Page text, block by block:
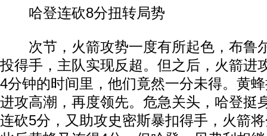
哈登连砍8分扭转局势
次节，火箭攻势一度有所起色，布鲁
投得手，主队实现反超。但之后，火箭进
4分钟的时间里，他们竟然一分未得。黄
进攻高潮，再度领先。危急关头，哈登挺
连砍5分，又助攻史密斯暴扣得手，火箭